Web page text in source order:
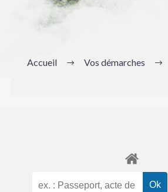
Accueil Vos démarches